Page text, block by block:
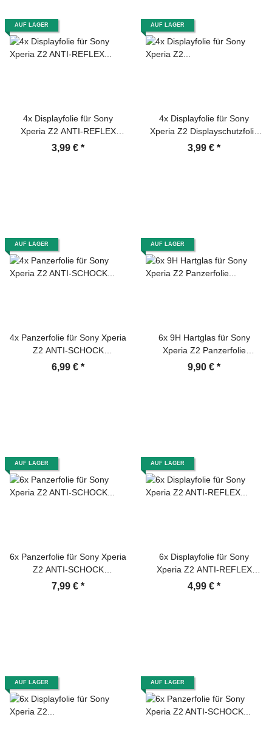
AUF LAGER
4x Displayfolie für Sony
Xperia Z2 ANTI-REFLEX
Displayschutzfolie MATT F/B
3,99 € *
AUF LAGER
4x Displayfolie für Sony
Xperia Z2 Displayschutzfolie
HD ULTRA KLAR F/B
3,99 € *
AUF LAGER
4x Panzerfolie für Sony Xperia
Z2 ANTI-SCHOCK
Displayschutzfolie HD KLAR
6,99 € *
AUF LAGER
6x 9H Hartglas für Sony
Xperia Z2 Panzerfolie
Displayglas Schutzglas HD
9,90 € *
AUF LAGER
6x Panzerfolie für Sony Xperia
Z2 ANTI-SCHOCK
Displayschutzfolie MATT
7,99 € *
AUF LAGER
6x Displayfolie für Sony
Xperia Z2 ANTI-REFLEX
Displayschutzfolie MATT F/B
4,99 € *
AUF LAGER AUF LAGER